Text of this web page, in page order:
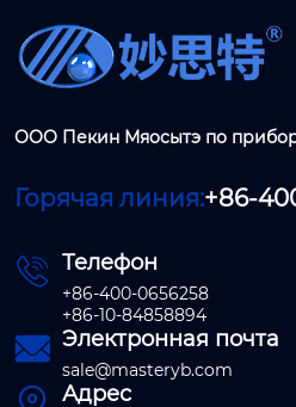
ООО Пекин Мяосытэ по
Горячая линия:+86-
 Телефон
+86-400-0656258
+86-10-84858894
 Электронная почта
sale@masteryb.com
Адрес